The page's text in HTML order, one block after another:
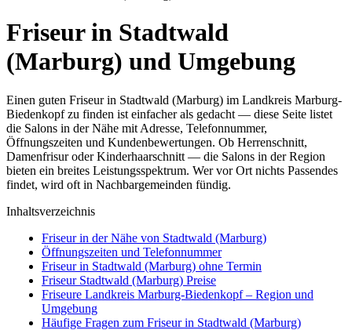
Friseur in Stadtwald
(Marburg) und Umgebung
Einen guten Friseur in Stadtwald (Marburg) im Landkreis Marburg-
Biedenkopf zu finden ist einfacher als gedacht — diese Seite listet
die Salons in der Nähe mit Adresse, Telefonnummer,
Öffnungszeiten und Kundenbewertungen. Ob Herrenschnitt,
Damenfrisur oder Kinderhaarschnitt — die Salons in der Region
bieten ein breites Leistungsspektrum. Wer vor Ort nichts Passendes
findet, wird oft in Nachbargemeinden fündig.
Inhaltsverzeichnis
Friseur in der Nähe von Stadtwald (Marburg)
Öffnungszeiten und Telefonnummer
Friseur in Stadtwald (Marburg) ohne Termin
Friseur Stadtwald (Marburg) Preise
Friseure Landkreis Marburg-Biedenkopf – Region und
Umgebung
Häufige Fragen zum Friseur in Stadtwald (Marburg)